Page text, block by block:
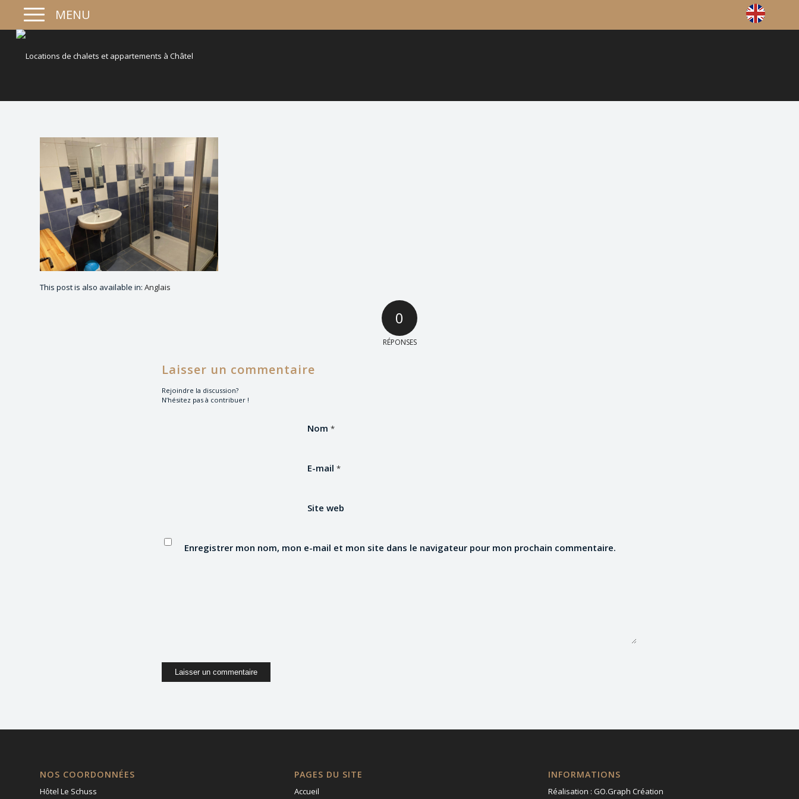
This post is also available in: Anglais
0
RÉPONSES
Laisser un commentaire
Rejoindre la discussion?
N’hésitez pas à contribuer !
Nom *
E-mail *
Site web
Enregistrer mon nom, mon e-mail et mon site dans le navigateur pour mon prochain commentaire.
NOS COORDONNÉES
Hôtel Le Schuss
PAGES DU SITE
Accueil
INFORMATIONS
Réalisation :GO.Graph Création